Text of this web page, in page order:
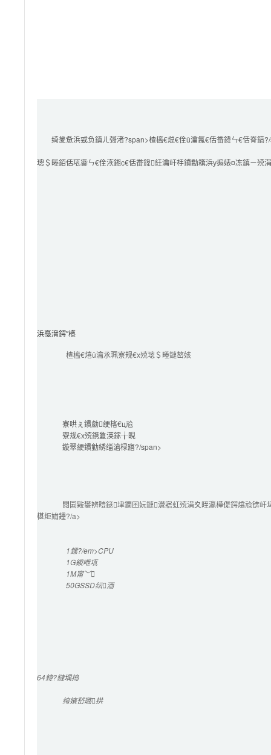
璁＄畻銆佸瓨鍌ㄣ€佺洃鎺с€佸畨鍏紝瀹屽杽鐨勪簯浜у搧婊¤冻鎮ㄧ殑
浜戞湇鍔″櫒
楂橀€熺ǔ瀹氶珮寮规€х殑璁＄畻鏈嶅姟
寮哄ぇ鐨勮绠楁€ц兘
寮规€х殑鎸夐渶鎵╁睍
鏇翠綆鐨勭綉缁滄椂寤?/span>
閲囩敤鐢辨暟鎹垏鐗囨妧鏈瀯寤虹殑涓夊眰瀛樺偍鍔熻兘锛
椹炬姢鑸?/a>
1鏍?/em>CPU
1G鍐呭瓨
1M甯﹀
50GSSD纭洏
64鍏?鏈堣捣
绔嬪嵆璐拱